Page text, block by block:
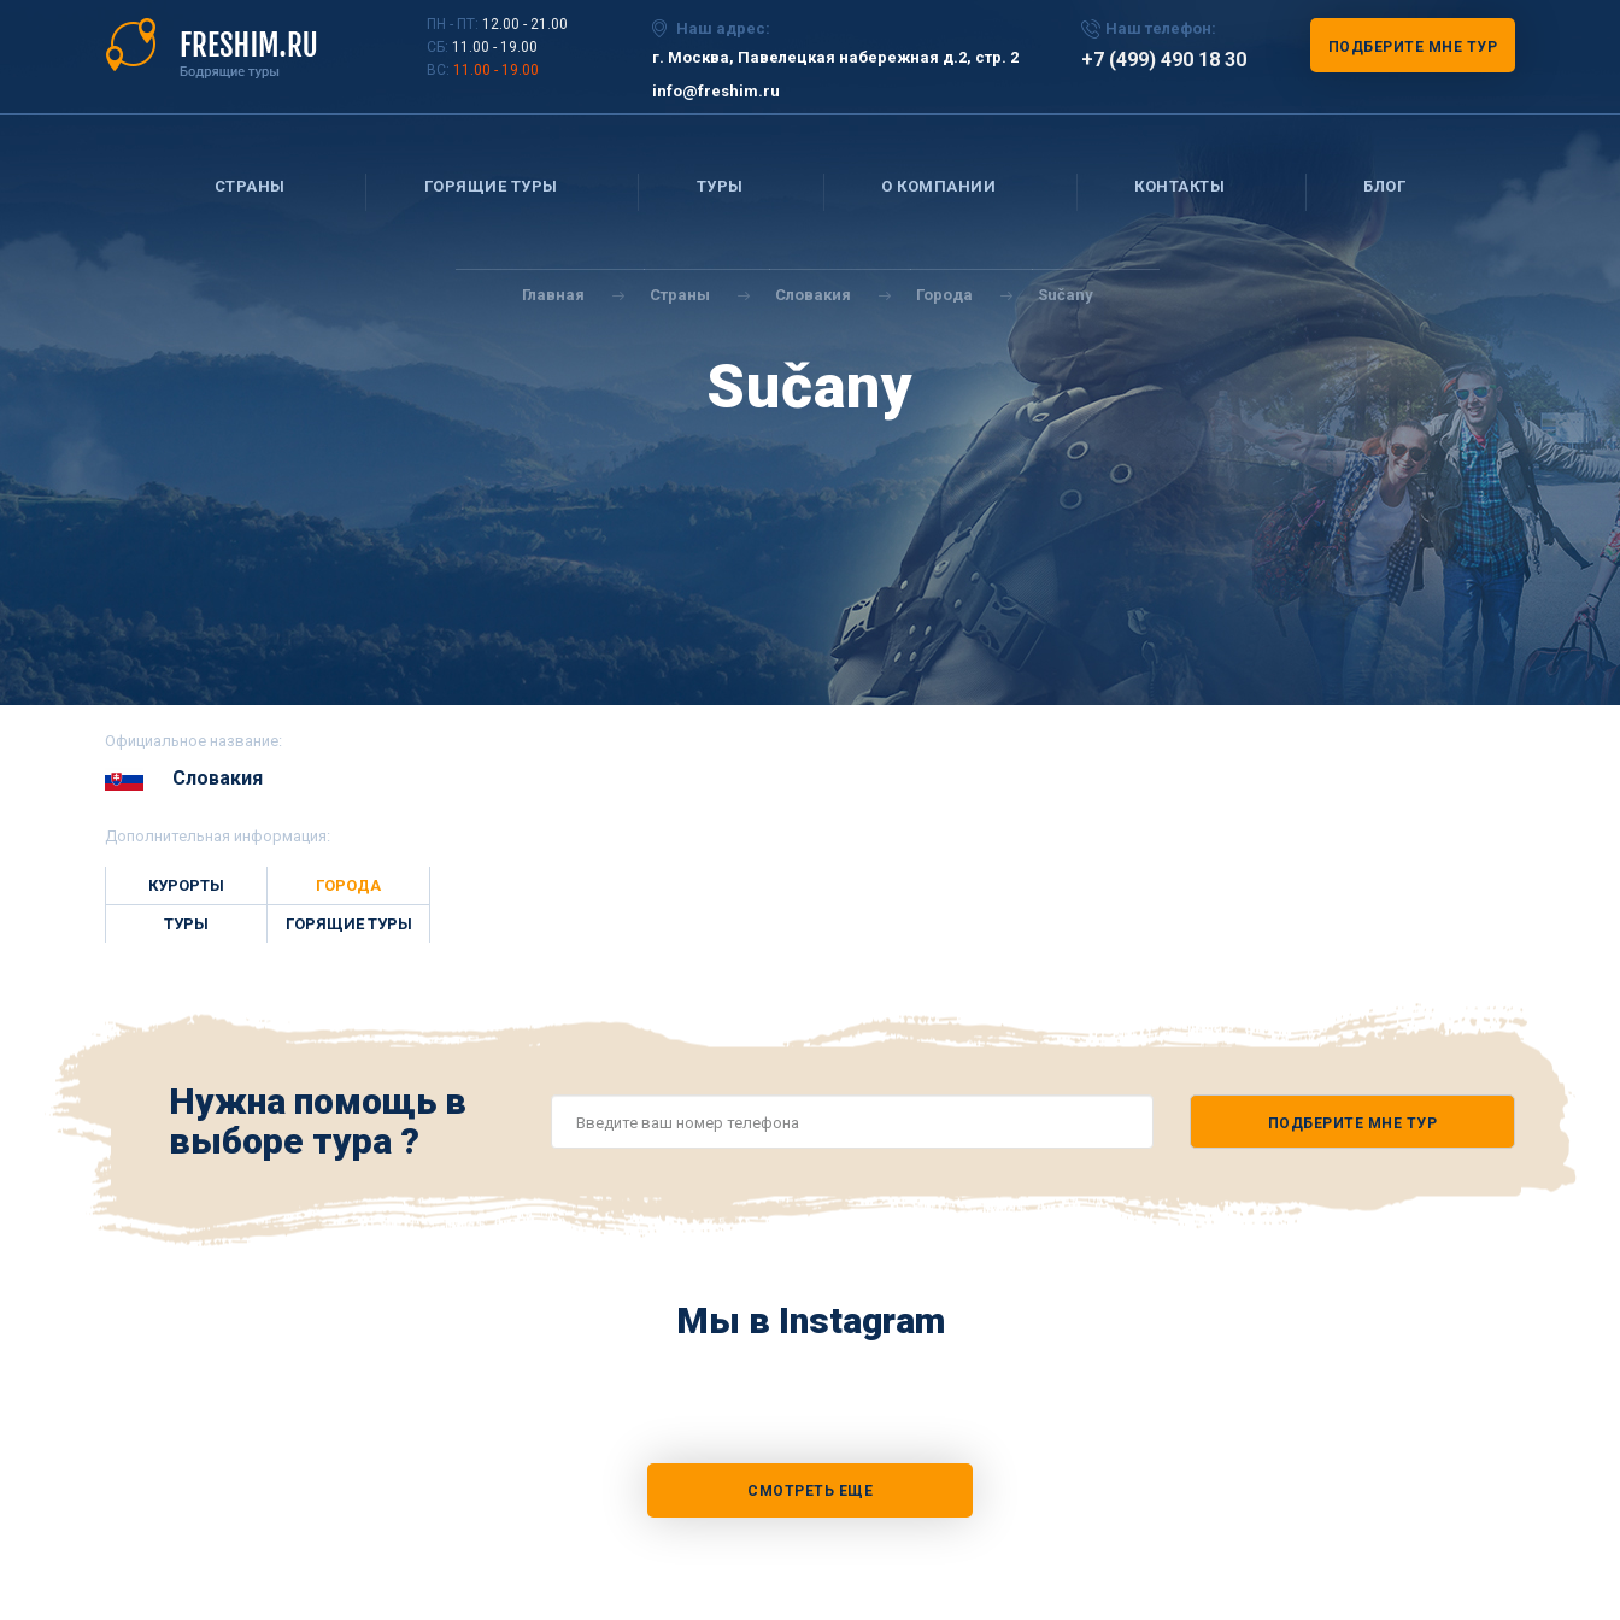
ПН - ПТ: 12.00 - 21.00
СБ: 11.00 - 19.00
ВС: 11.00 - 19.00
Наш адрес:
г. Москва, Павелецкая набережная д.2, стр. 2
info@freshim.ru
Наш телефон:
+7 (499) 490 18 30
ПОДБЕРИТЕ МНЕ ТУР
СТРАНЫ ГОРЯЩИЕ ТУРЫ ТУРЫ О КОМПАНИИ КОНТАКТЫ БЛОГ
Вы
здесь
Главная Страны Словакия Города Sučany
Sučany
Официальное название:
Словакия
Дополнительная информация:
КУРОРТЫ ГОРОДА
ТУРЫ ГОРЯЩИЕ ТУРЫ
Нужна помощь в
выборе тура ?
*
ПОДБЕРИТЕ МНЕ ТУР
Мы в Instagram
СМОТРЕТЬ ЕЩЕ